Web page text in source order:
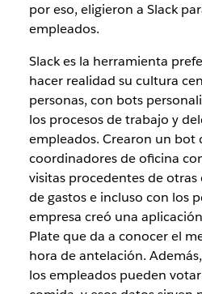
por eso, eligieron a Slack
empleados.
Slack es la herramienta
hacer realidad su cultura
personas, con bots
los procesos de trabajo y
empleados. Crearon un bot
coordinadores de oficina
visitas procedentes de
de gastos e incluso con los
empresa creó una
Plate que da a conocer el
hora de antelación.
los empleados pueden